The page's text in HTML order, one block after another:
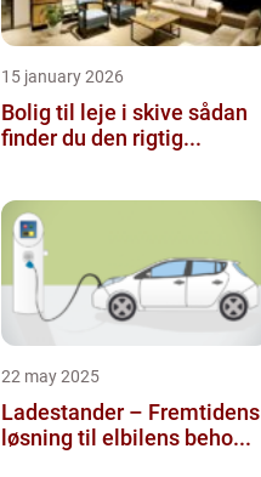
15 january 2026
Bolig til leje i skive sådan
finder du den rigtig...
22 may 2025
Ladestander – Fremtidens
løsning til elbilens beho...